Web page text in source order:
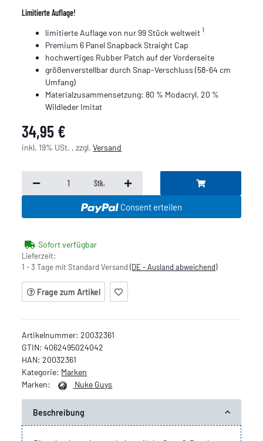
Limitierte Auflage!
limitierte Auflage von nur 99 Stück weltweit 1
Premium 6 Panel Snapback Straight Cap
hochwertiges Rubber Patch auf der Vorderseite
größenverstellbar durch Snap-Verschluss (58-64 cm
Umfang)
Materialzusammensetzung: 80 % Modacryl, 20 %
Wildleder Imitat
34,95 €
inkl. 19% USt. , zzgl.Versand
Stk.
Consent erteilen
Sofort verfügbar
Lieferzeit:
1 - 3 Tage mit Standard Versand(DE - Ausland abweichend)
Frage zum Artikel
Artikelnummer:20032361
GTIN: 4062495024042
HAN: 20032361
Kategorie: Marken
Marken:
Nuke Guys
Beschreibung